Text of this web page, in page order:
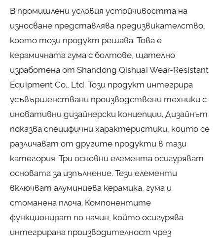
В промишлени условия устойчивостта на
износване представлява предизвикателство,
което този продукт решава. Това е
керамичната гума с болтове, щателно
изработена от Shandong Qishuai Wear-Resistant
Equipment Co., Ltd. Този продукт интегрира
усъвършенствани производствени техники с
иновативни дизайнерски концепции. Дизайнът
показва специфични характеристики, които се
различават от другите продукти в тази
категория. Три основни елемента осигуряват
основата за изпълнение. Тези елементи
включват алуминиева керамика, гума и
стоманена плоча. Компонентите
функционират по начин, който осигурява
интегрирана производителност чрез